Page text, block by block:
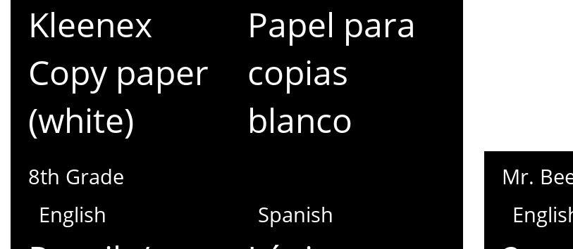
Kleenex
Copy paper
(white)
Papel para
copias
blanco
8th Grade
English
Spanish
Mr.